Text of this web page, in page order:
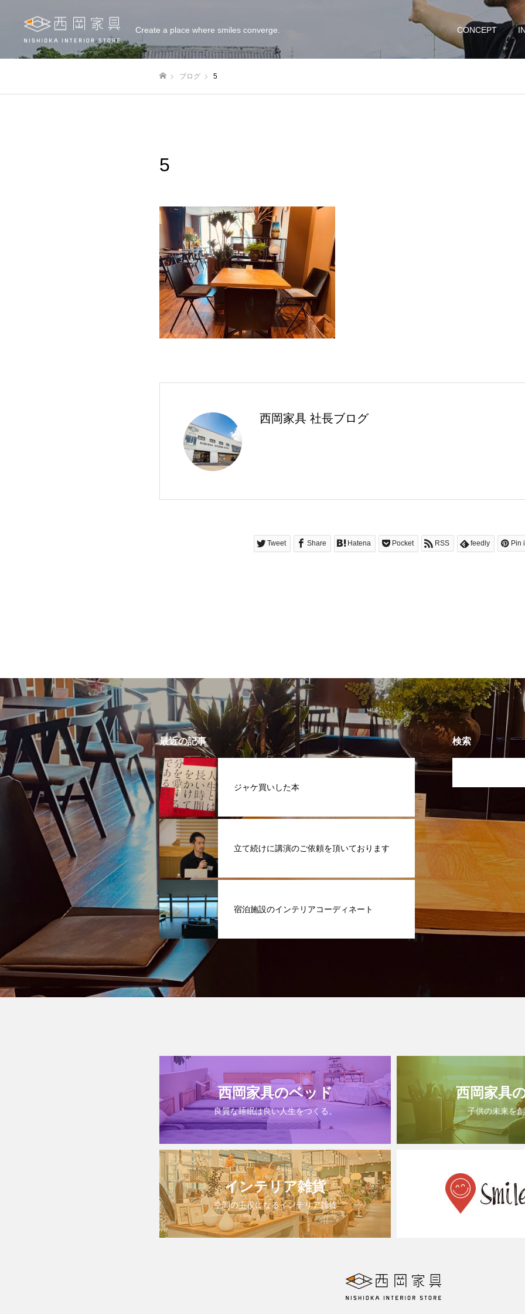
Create a place where smiles converge. CONCEPT
ブログ 5
5
西岡家具 社長ブログ
Tweet Share Hatena Pocket RSS feedly Pin
最近の記事
ジャケ買いした本
立て続けに講演のご依頼を頂いております
宿泊施設のインテリアコーディネート
検索
西岡家具のベッド
良質な睡眠は良い人生をつくる。
西岡家具
子供の未来を
インテリア雑貨
空間の主役になるインテリア雑貨